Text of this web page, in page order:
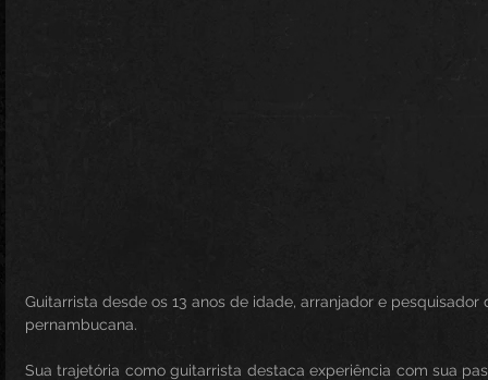
Guitarrista desde os 13 anos de idade, arranjador e
pernambucana.
Sua trajetória como guitarrista destaca experiência com sua